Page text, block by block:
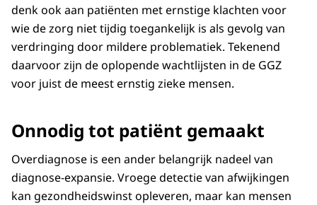
denk ook aan patiënten met ernstige klachten voor
wie de zorg niet tijdig toegankelijk is als gevolg van
verdringing door mildere problematiek. Tekenend
daarvoor zijn de oplopende wachtlijsten in de GGZ
voor juist de meest ernstig zieke mensen.
Onnodig tot patiënt gemaakt
Overdiagnose is een ander belangrijk nadeel van
diagnose-expansie. Vroege detectie van afwijkingen
kan gezondheidswinst opleveren, maar kan mensen